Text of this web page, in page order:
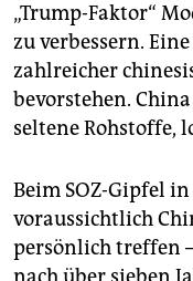
„Trump-Faktor“
zu verbessern.
zahlreicher
bevorstehen.
seltene Rohstoffe,
Beim SOZ-Gipfel
voraussichtlich
persönlich treffen